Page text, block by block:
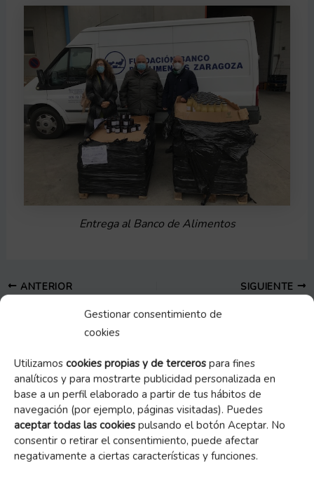
Gestionar consentimiento de
cookies
Utilizamos cookies propias y de terceros para fines
analíticos y para mostrarte publicidad personalizada en
base a un perfil elaborado a partir de tus hábitos de
navegación (por ejemplo, páginas visitadas). Puedes
aceptar todas las cookies pulsando el botón Aceptar. No
consentir o retirar el consentimiento, puede afectar
negativamente a ciertas características y funciones.
Entrega al Banco de Alimentos
ANTERIOR SIGUIENTE
Buscar
Entradas recientes